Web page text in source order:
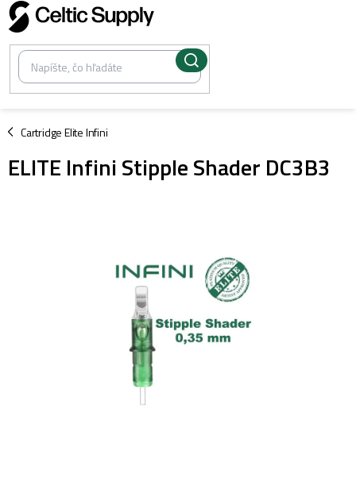
Prejsť
na
obsah
Cartridge Elite Infini
/
ELITE Infini Stipple Shader DC3B3